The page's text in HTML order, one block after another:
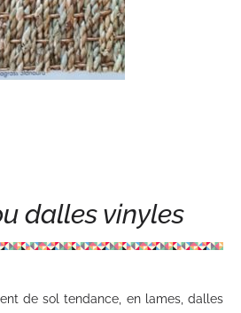
dalles vinyles
de sol tendance, en lames, dalles